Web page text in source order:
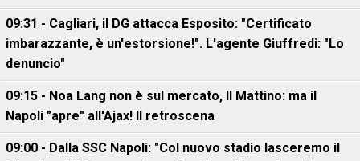
09:31 - Cagliari, il DG attacca Esposito: "Certificato
imbarazzante, è un'estorsione!". L'agente Giuffredi: "Lo
denuncio"
09:15 - Noa Lang non è sul mercato, Il Mattino: ma il
Napoli "apre" all'Ajax! Il retroscena
09:00 - Dalla SSC Napoli: "Col nuovo stadio lasceremo il